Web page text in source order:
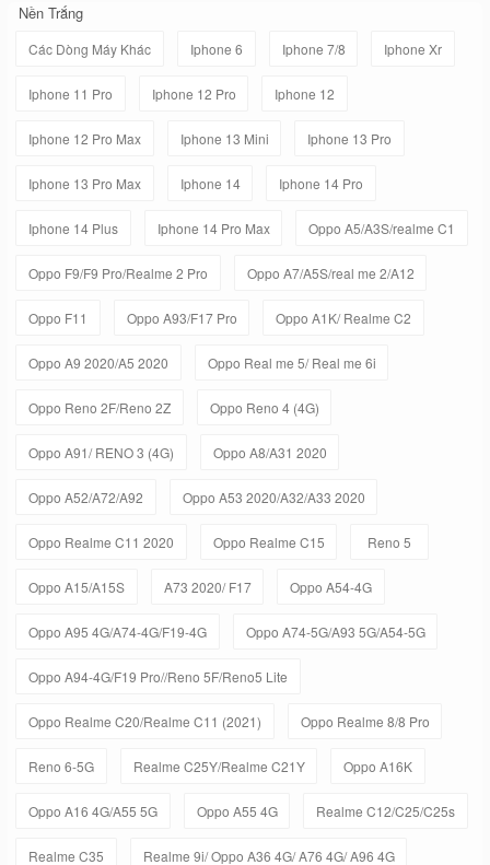
Nền Trắng
Các Dòng Máy Khác Iphone 6 Iphone 7/8 Iphone Xr
Iphone 11 Pro Iphone 12 Pro Iphone 12
Iphone 12 Pro Max Iphone 13 Mini Iphone 13 Pro
Iphone 13 Pro Max Iphone 14 Iphone 14 Pro
Iphone 14 Plus Iphone 14 Pro Max Oppo A5/A3S/realme C1
Oppo F9/F9 Pro/Realme 2 Pro Oppo A7/A5S/real me 2/A12
Oppo F11 Oppo A93/F17 Pro Oppo A1K/ Realme C2
Oppo A9 2020/A5 2020 Oppo Real me 5/ Real me 6i
Oppo Reno 2F/Reno 2Z Oppo Reno 4 (4G)
Oppo A91/ RENO 3 (4G) Oppo A8/A31 2020
Oppo A52/A72/A92 Oppo A53 2020/A32/A33 2020
Oppo Realme C11 2020 Oppo Realme C15 Reno 5
Oppo A15/A15S A73 2020/ F17 Oppo A54-4G
Oppo A95 4G/A74-4G/F19-4G Oppo A74-5G/A93 5G/A54-5G
Oppo A94-4G/F19 Pro//Reno 5F/Reno5 Lite
Oppo Realme C20/Realme C11 (2021) Oppo Realme 8/8 Pro
Reno 6-5G Realme C25Y/Realme C21Y Oppo A16K
Oppo A16 4G/A55 5G Oppo A55 4G Realme C12/C25/C25s
Realme C35 Realme 9i/ Oppo A36 4G/ A76 4G/ A96 4G